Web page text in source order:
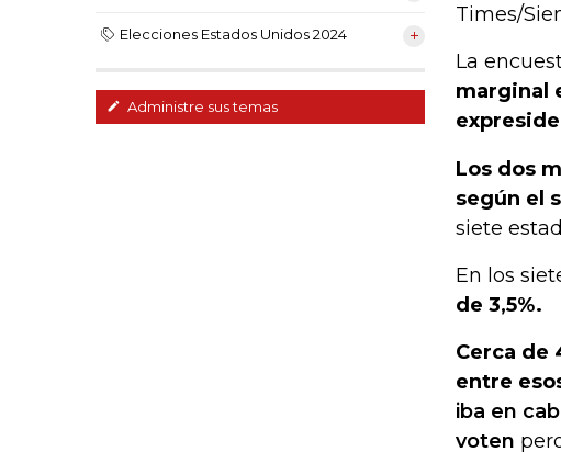
Elecciones Estados Unidos 2024
Administre sus temas
Times/
La
marginal
Los dos
según el
siete
En los
de 3,5%.
Cerca de
entre
iba en
voten